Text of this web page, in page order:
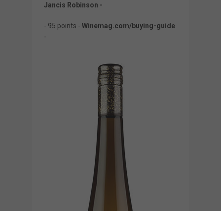
Jancis Robinson -
- 95 points - Winemag.com/buying-guide
-